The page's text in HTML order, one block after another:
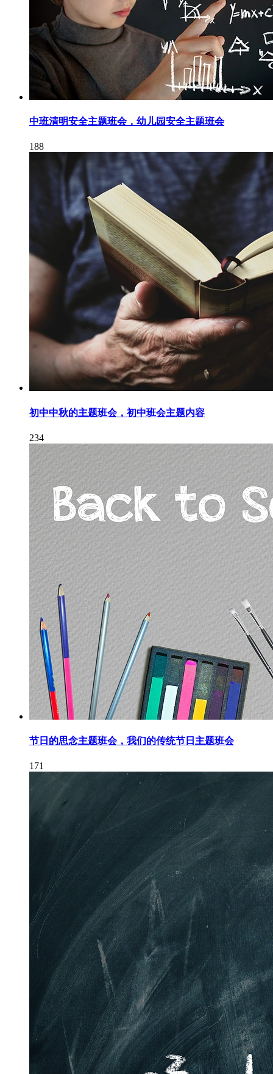
中班清明安全主题班会，幼儿园安全主题班会
188
初中中秋的主题班会，初中班会主题内容
234
节日的思念主题班会，我们的传统节日主题班会
171